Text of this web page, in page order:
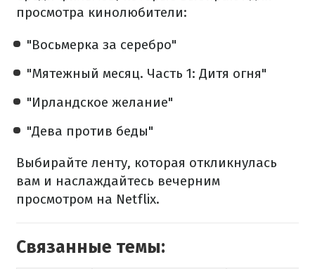
просмотра кинолюбители:
"Восьмерка за серебро"
"Мятежный месяц. Часть 1: Дитя огня"
"Ирландское желание"
"Дева против беды"
Выбирайте ленту, которая откликнулась
вам и наслаждайтесь вечерним
просмотром на Netflix.
Связанные темы: